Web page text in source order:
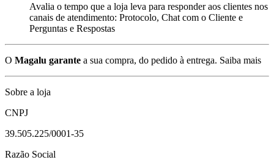
Avalia o tempo que a loja leva para responder aos clientes nos
canais de atendimento: Protocolo, Chat com o Cliente e
Perguntas e Respostas
O Magalu garante a sua compra, do pedido à entrega. Saiba mais
Sobre a loja
CNPJ
39.505.225/0001-35
Razão Social